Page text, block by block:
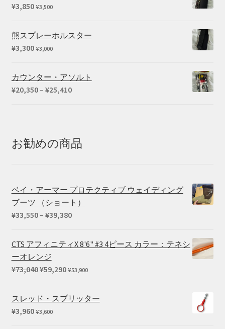
¥3,850 ¥3,500
熊スプレーホルスター
¥3,300 ¥3,000
カウンター・アソルト
¥20,350– ¥25,410価
–
¥25,410
お勧めの商品
ベイ・アーマー プロテクティブ ウェイディング
ブーツ （ショート）
¥33,550– ¥39,380価
帯:
CTS アフィニティX 8'6" #3 4ピース カラー：テネシ
ーオレンジ
¥73,040元
価
¥59,290現
の
¥53,900
スレッド・スプリッター
¥3,960 ¥3,600